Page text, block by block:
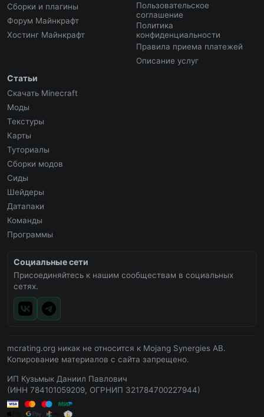
Сборки и плагины
Форум Майнкрафт
Хостинг Майнкрафт
Пользовательское
соглашение
Политика
конфиденциальности
Правила приема платежей
Описание услуг
Статьи
Скачать Minecraft
Моды
Текстуры
Карты
Туториалы
Сборки модов
Сиды
Шейдеры
Датапаки
Команды
Программы
Социальные сети
Присоединяйтесь к нашим сообществам в социальных
сетях.
mcrating.org никак не относится к Mojang Synergies AB.
Копирование материалов с сайта запрещено.
ИП Кузьмык Даниил Павлович
(ИНН 784101059209, ОГРНИП 321784700227944)